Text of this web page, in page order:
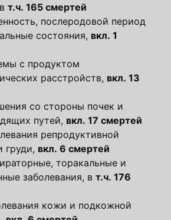
т.ч. 165 смертей
послеродовой период
состояния, вкл. 1
с продуктом
расстройств, вкл. 13
со стороны почек и
путей, вкл. 17 смертей
репродуктивной
груди, вкл. 6 смертей
торакальные и
заболевания, в т.ч. 176
кожи и подкожной